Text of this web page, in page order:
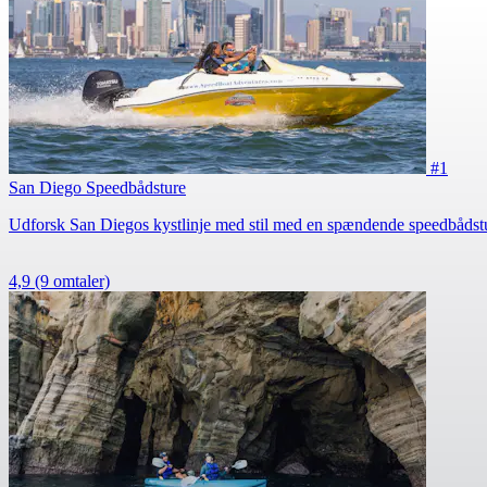
#1
San Diego Speedbådsture
Udforsk San Diegos kystlinje med stil med en spændende
4,9 (9 omtaler)